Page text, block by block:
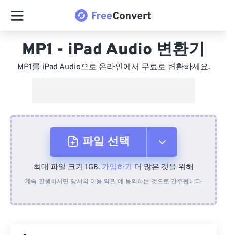
MP1 - iPad Audio 변환기
MP1를 iPad Audio으로 온라인에서 무료로 변환하세요.
파일 선택
장치에서
최대 파일 크기 1GB. 가입하기 더 많은 것을 위해
계속 진행하시면 당사의 이용 약관에 동의하는 것으로 간주됩니다.